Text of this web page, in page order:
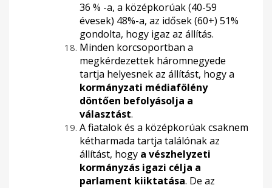
36 % -a, a középkorúak (40-59
évesek) 48%-a, az idősek (60+) 51%
gondolta, hogy igaz az állítás.
Minden korcsoportban a
megkérdezettek háromnegyede
tartja helyesnek az állítást, hogy a
kormányzati médiafölény
döntően befolyásolja a
választást.
A fiatalok és a középkorúak csaknem
kétharmada tartja találónak az
állítást, hogy a vészhelyzeti
kormányzás igazi célja a
parlament kiiktatása. De az